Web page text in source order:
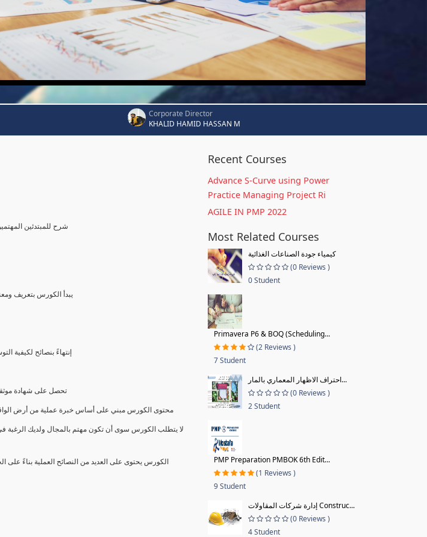
Corporate Director
KHALID HAMID HASSAN M
شرح للمبتدئين
يبدأ الكورس بتعريف
إنتهاءً بنصائح لكيفية
تحصل على شهادة
محتوى الكورس مبني على أساس خبرة عملية من أرض الواقع
لا يتطلب الكورس سوى أن تكون مهتم بالمجال ولديك الرغبة
الكورس يحتوى على العديد من النصائح العملية بناءً
Recent Courses
Advance S-Curve using Power
Practice Managing Project Ri
AGILE IN PMP 2022
Most Related Courses
كيمياء جودة الصناعات الغذائية
(0 Reviews )
0 Student
Primavera P6 & BOQ (Scheduling...
(2 Reviews )
7 Student
احتراف الاظهار المعماري بالمار...
(0 Reviews )
2 Student
PMP Preparation PMBOK 6th Edit...
(1 Reviews )
9 Student
إدارة شركات المقاولات Construc...
(0 Reviews )
4 Student